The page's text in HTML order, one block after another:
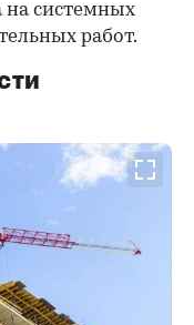
на системных
работ.